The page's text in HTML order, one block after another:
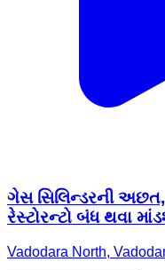
ગેસ સિલિન્ડરની અછત,
રેસ્ટોરન્ટો બંધ થવા
Vadodara North,